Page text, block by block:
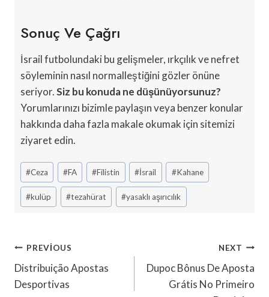
Sonuç Ve Çağrı
İsrail futbolundaki bu gelişmeler, ırkçılık ve nefret
söyleminin nasıl normalleştiğini gözler önüne
seriyor.Siz bu konuda ne düşünüyorsunuz?
Yorumlarınızı bizimle paylaşın veya benzer konular
hakkında daha fazla makale okumak için sitemizi
ziyaret edin.
Post
Tags:
#Ceza #FA #Filistin #İsrail #Kahane
#kulüp #tezahürat #yasaklı aşırıcılık
Yazı
Gezinmesi
PREVIOUS
Distribuição Apostas
Desportivas
NEXT
Dupoc Bônus De Aposta
Grátis No Primeiro